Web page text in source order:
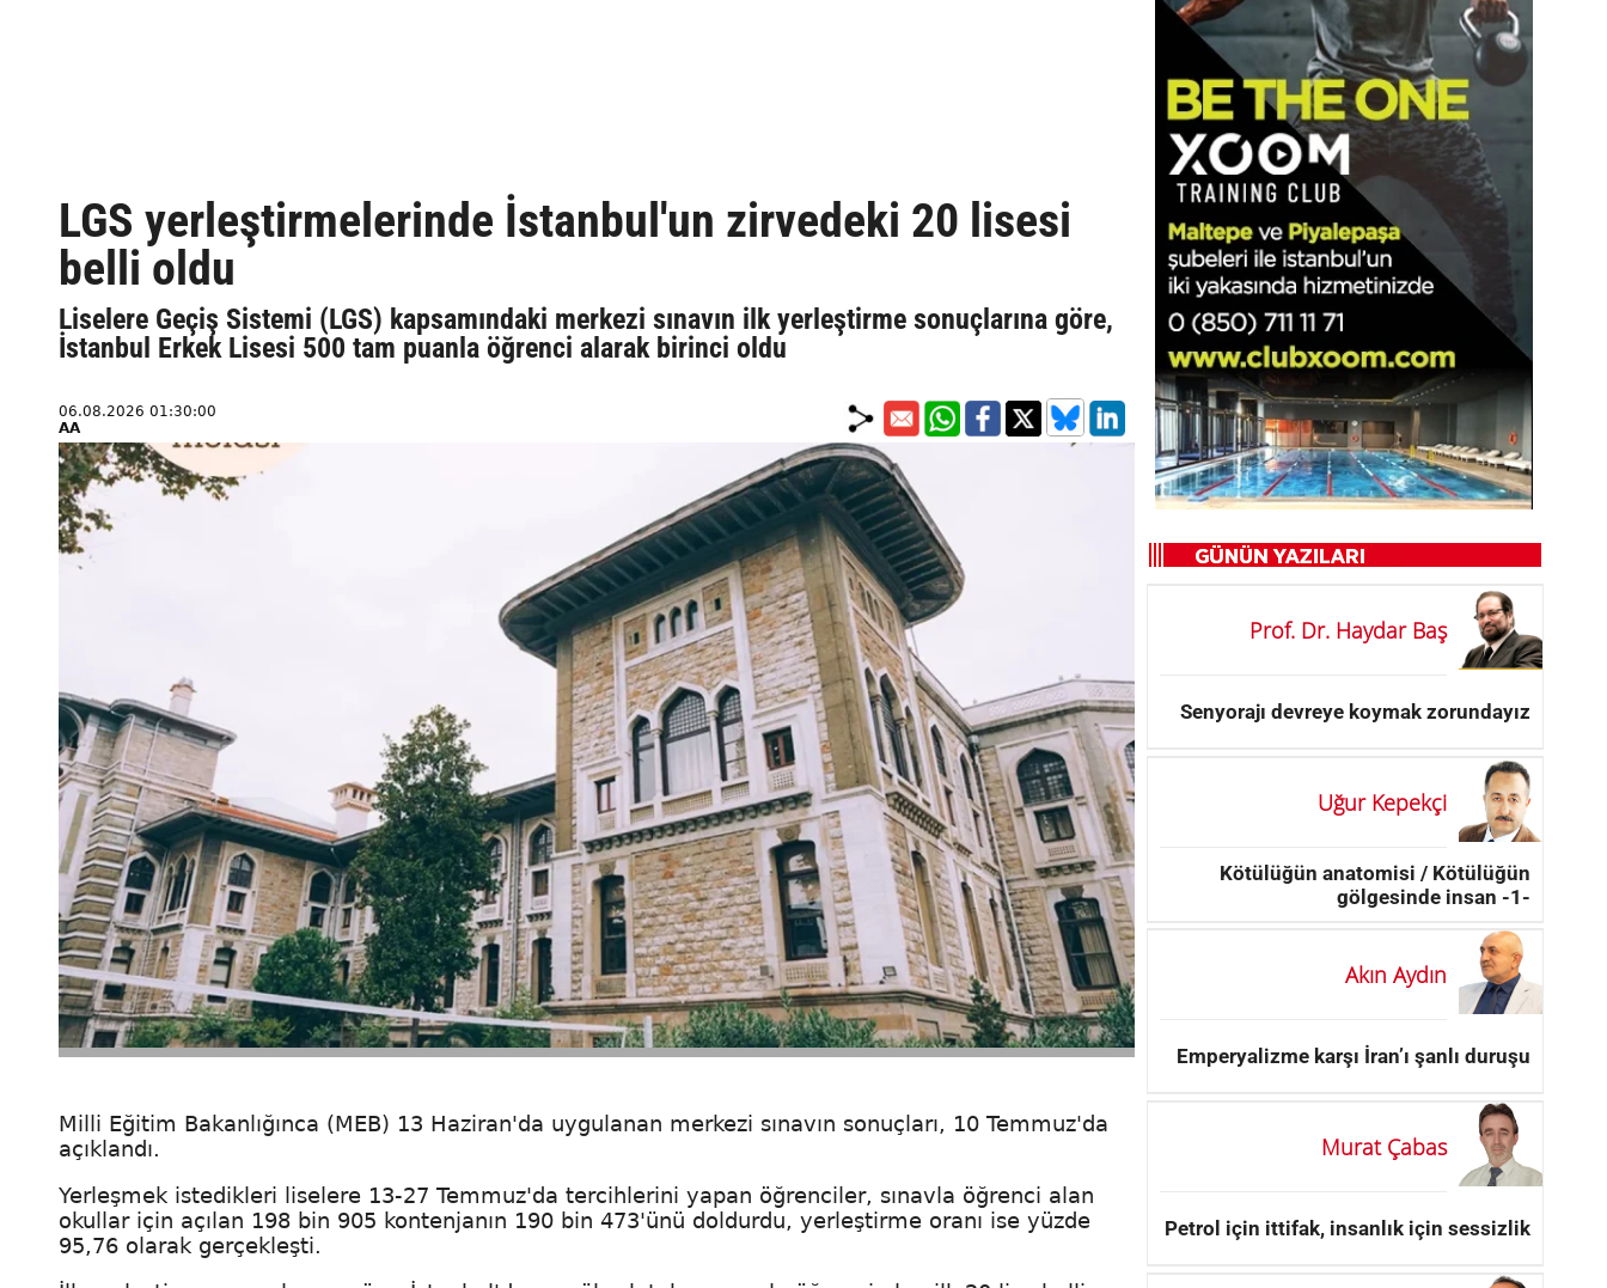
LGS yerleştirmelerinde İstanbul'un zirvedeki 20 lisesi
belli oldu
Liselere Geçiş Sistemi (LGS) kapsamındaki merkezi sınavın ilk yerleştirme sonuçlarına göre,
İstanbul Erkek Lisesi 500 tam puanla öğrenci alarak birinci oldu
06.08.2026 01:30:00
AA
Milli Eğitim Bakanlığınca (MEB) 13 Haziran'da uygulanan merkezi sınavın sonuçları, 10 Temmuz'da
açıklandı.
Yerleşmek istedikleri liselere 13-27 Temmuz'da tercihlerini yapan öğrenciler, sınavla öğrenci alan
okullar için açılan 198 bin 905 kontenjanın 190 bin 473'ünü doldurdu, yerleştirme oranı ise yüzde
95,76 olarak gerçekleşti.
Prof. Dr. Haydar Baş
Senyorajı devreye koymak zorundayız
Uğur Kepekçi
Kötülüğün anatomisi / Kötülüğün
gölgesinde insan -1-
Akın Aydın
Emperyalizme karşı İran’ı şanlı duruşu
Murat Çabas
Petrol için ittifak, insanlık için sessizlik